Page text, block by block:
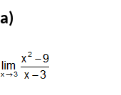
a)